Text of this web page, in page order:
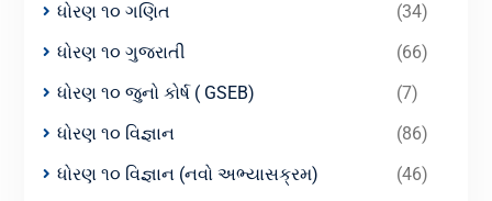
ધોરણ ૧૦ ગણિત
(34)
ધોરણ ૧૦ ગુજરાતી
(66)
ધોરણ ૧૦ જુનો કોર્ષ ( GSEB)
(7)
ધોરણ ૧૦ વિજ્ઞાન
(86)
ધોરણ ૧૦ વિજ્ઞાન (નવો અભ્યાસક્રમ)
(46)